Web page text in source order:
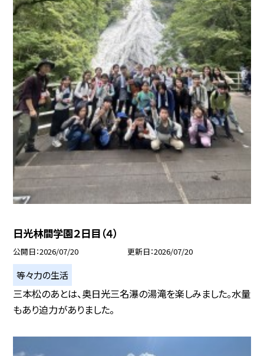
日光林間学園２日目（４）
公開日 2026/07/20 更新日 2026/07/20
等々力の生活
三本松のあとは、奥日光三名瀑の湯滝を楽しみました。水量
もあり迫力がありました。